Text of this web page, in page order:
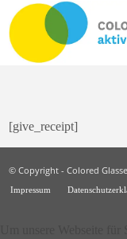
[give_receipt]
© Copyright - Colored
Impressum